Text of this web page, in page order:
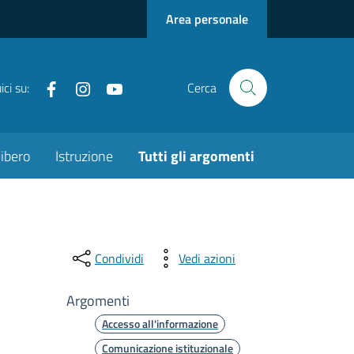
Area personale
su: Facebookinstagram Cerca
Istruzione Tutti gli argomenti
Condividi Vedi azioni
Argomenti
Accesso all'informazione
Comunicazione istituzionale